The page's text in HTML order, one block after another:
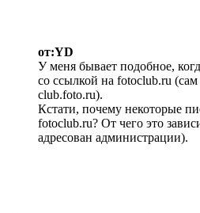
от:YD
У меня бывает подобное,
со ссылкой на fotoclub.ru (сам
club.foto.ru).
Кстати, почему некоторые
fotoclub.ru? От чего это
адресован администрации).